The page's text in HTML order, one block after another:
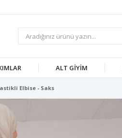
ALT GİYİM
Elbise - Saks